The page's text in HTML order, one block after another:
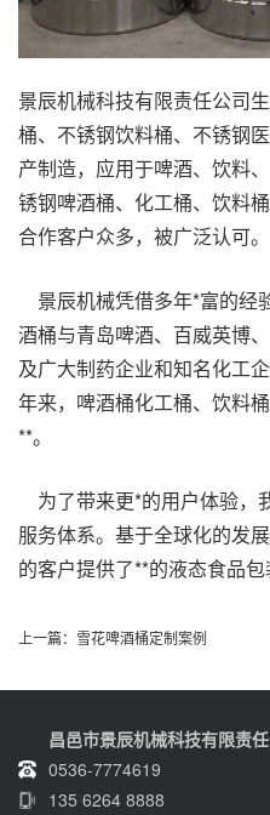
景辰机械科技有限责任公司生
桶、 不锈钢饮料桶、 不锈钢
产制造，应用于啤酒、饮料
锈钢啤酒桶、化工桶、饮料
合作客户众多，被广泛认可。
景辰机械凭借多年*富的经
酒桶与青岛啤酒、百威英博
及广大制药企业和知名化工
年来，啤酒桶化工桶、饮料
**。
为了带来更*的用户体验，
服务体系。基于全球化的发
的客户提供了**的液态食品包
上一篇： 雪花啤酒桶定制案例
昌邑市景辰机械科技有限责
0536-7774619
135 6264 8888